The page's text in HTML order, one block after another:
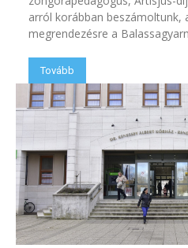
arról korábban beszámoltunk,
megrendezésre a
Tovább